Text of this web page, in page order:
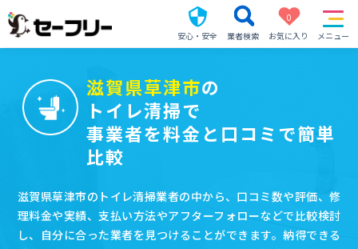
安心・安全 業者検索
0
お気に入り
メニュー
滋賀県草津市の
トイレ清掃で
事業者を料金と口コミで簡単
比較
滋賀県草津市のトイレ清掃業者の中から、口コミ数や評価、修
理料金や実績、支払い方法やアフターフォローなどで比較検討
し、自分に合った業者を見つけることができます。納得できる